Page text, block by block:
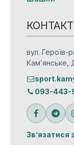
вул. Героїв-
Кам’янське,
093-443-
Зв’язатися